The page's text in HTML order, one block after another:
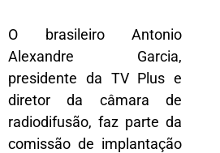
O brasileiro Antonio
Alexandre Garcia,
presidente da TV Plus e
diretor da câmara de
radiodifusão, faz parte da
comissão de implantação